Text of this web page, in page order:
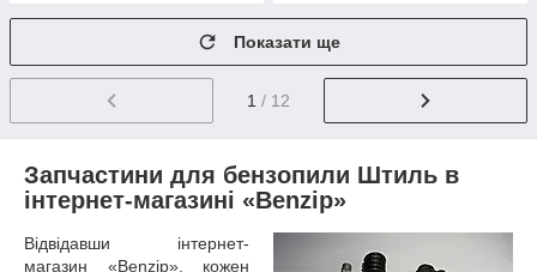
Показати ще
1 / 12
Запчастини для бензопили Штиль в
інтернет-магазині «Benzip»
Відвідавши інтернет-
магазин «Benzip», кожен